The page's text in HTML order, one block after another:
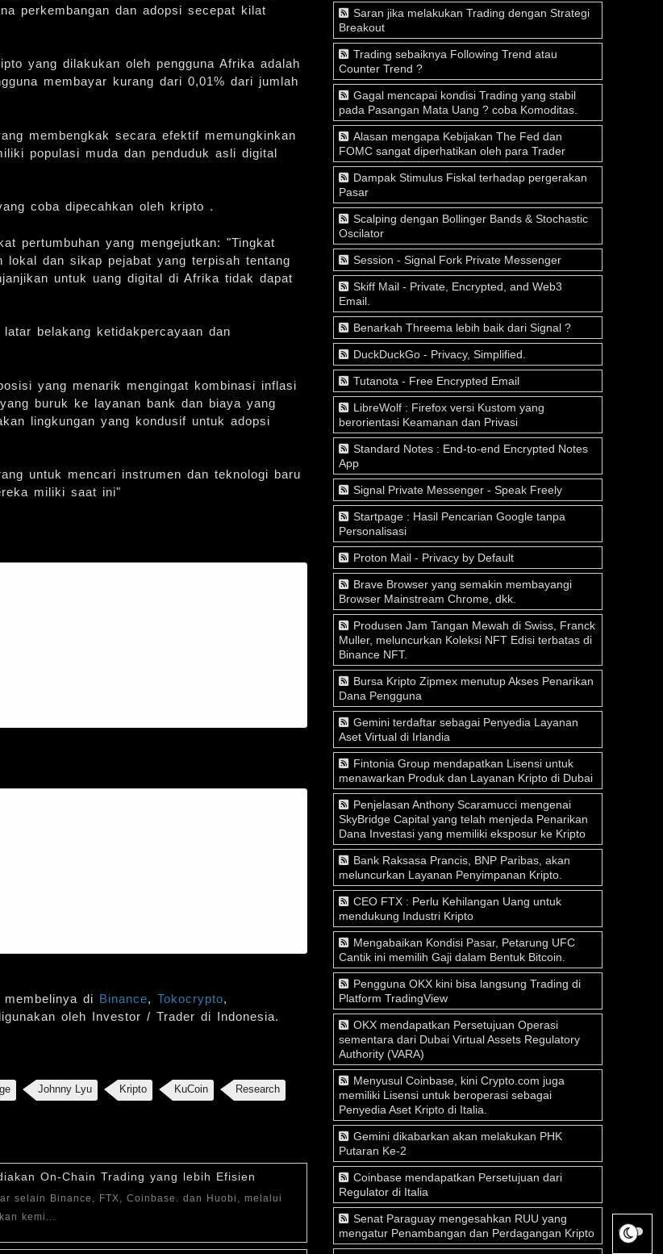
perkembangan dan adopsi secepat kilat
yang dilakukan oleh pengguna Afrika adalah
membayar kurang dari 0,01% dari jumlah
membengkak secara efektif memungkinkan
populasi muda dan penduduk asli digital
coba dipecahkan oleh kripto .
pertumbuhan yang mengejutkan: "Tingkat
lokal dan sikap pejabat yang terpisah tentang
untuk uang digital di Afrika tidak dapat
belakang ketidakpercayaan dan
yang menarik mengingat kombinasi inflasi
buruk ke layanan bank dan biaya yang
lingkungan yang kondusif untuk adopsi
untuk mencari instrumen dan teknologi baru
miliki saat ini"
di Binance, Tokocrypto,
oleh Investor / Trader di Indonesia.
Johnny Lyu Kripto KuCoin Research
On-Chain Trading yang lebih Efisien
selain Binance, FTX, Coinbase. dan Huobi, melalui
kemi...
Saran jika melakukan Trading dengan Strategi
Breakout
Trading sebaiknya Following Trend atau
Counter Trend ?
Gagal mencapai kondisi Trading yang stabil
pada Pasangan Mata Uang ? coba Komoditas.
Alasan mengapa Kebijakan The Fed dan
FOMC sangat diperhatikan oleh para Trader
Dampak Stimulus Fiskal terhadap pergerakan
Pasar
Scalping dengan Bollinger Bands & Stochastic
Oscilator
Session - Signal Fork Private Messenger
Skiff Mail - Private, Encrypted, and Web3
Email.
Benarkah Threema lebih baik dari Signal ?
DuckDuckGo - Privacy, Simplified.
Tutanota - Free Encrypted Email
LibreWolf : Firefox versi Kustom yang
berorientasi Keamanan dan Privasi
Standard Notes : End-to-end Encrypted Notes
App
Signal Private Messenger - Speak Freely
Startpage : Hasil Pencarian Google tanpa
Personalisasi
Proton Mail - Privacy by Default
Brave Browser yang semakin membayangi
Browser Mainstream Chrome, dkk.
Produsen Jam Tangan Mewah di Swiss, Franck
Muller, meluncurkan Koleksi NFT Edisi terbatas di
Binance NFT.
Bursa Kripto Zipmex menutup Akses Penarikan
Dana Pengguna
Gemini terdaftar sebagai Penyedia Layanan
Aset Virtual di Irlandia
Fintonia Group mendapatkan Lisensi untuk
menawarkan Produk dan Layanan Kripto di Dubai
Penjelasan Anthony Scaramucci mengenai
SkyBridge Capital yang telah menjeda Penarikan
Dana Investasi yang memiliki eksposur ke Kripto
Bank Raksasa Prancis, BNP Paribas, akan
meluncurkan Layanan Penyimpanan Kripto.
CEO FTX : Perlu Kehilangan Uang untuk
mendukung Industri Kripto
Mengabaikan Kondisi Pasar, Petarung UFC
Cantik ini memilih Gaji dalam Bentuk Bitcoin.
Pengguna OKX kini bisa langsung Trading di
Platform TradingView
OKX mendapatkan Persetujuan Operasi
sementara dari Dubai Virtual Assets Regulatory
Authority (VARA)
Menyusul Coinbase, kini Crypto.com juga
memiliki Lisensi untuk beroperasi sebagai
Penyedia Aset Kripto di Italia.
Gemini dikabarkan akan melakukan PHK
Putaran Ke-2
Coinbase mendapatkan Persetujuan dari
Regulator di Italia
Senat Paraguay mengesahkan RUU yang
mengatur Penambangan dan Perdagangan Kripto